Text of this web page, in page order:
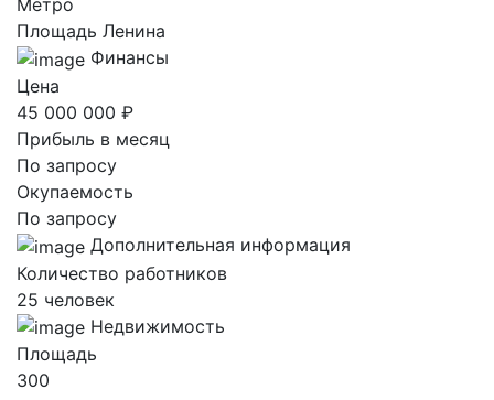
Метро
Площадь Ленина
Финансы
Цена
45 000 000 ₽
Прибыль в месяц
По запросу
Окупаемость
По запросу
Дополнительная информация
Количество работников
25 человек
Недвижимость
Площадь
300